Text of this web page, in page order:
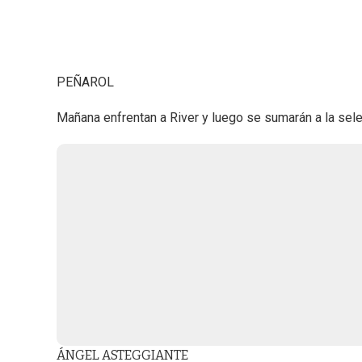
PEÑAROL
Mañana enfrentan a River y luego se sumarán a la
ÁNGEL ASTEGGIANTE